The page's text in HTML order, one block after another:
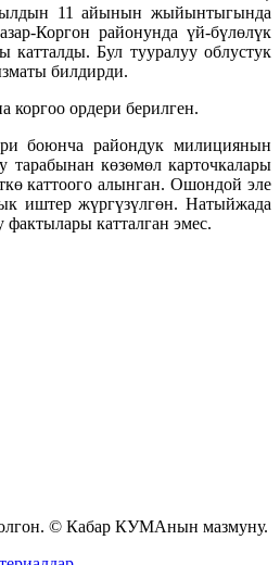
11 айынын жыйынтыгында
Коргон районунда үй-бүлөлүк
катталды. Бул тууралуу облустук
билдирди.
ордери берилген.
боюнча райондук милициянын
тарабынан көзөмөл карточкалары
каттоого алынган. Ошондой эле
иштер жүргүзүлгөн. Натыйжада
фактылары катталган эмес.
© Кабар КУМАнын мазмуну.